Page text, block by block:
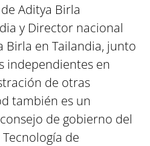
Aditya Birla
y Director nacional
Birla en Tailandia, junto
independientes en
de otras
también es un
de gobierno del
de